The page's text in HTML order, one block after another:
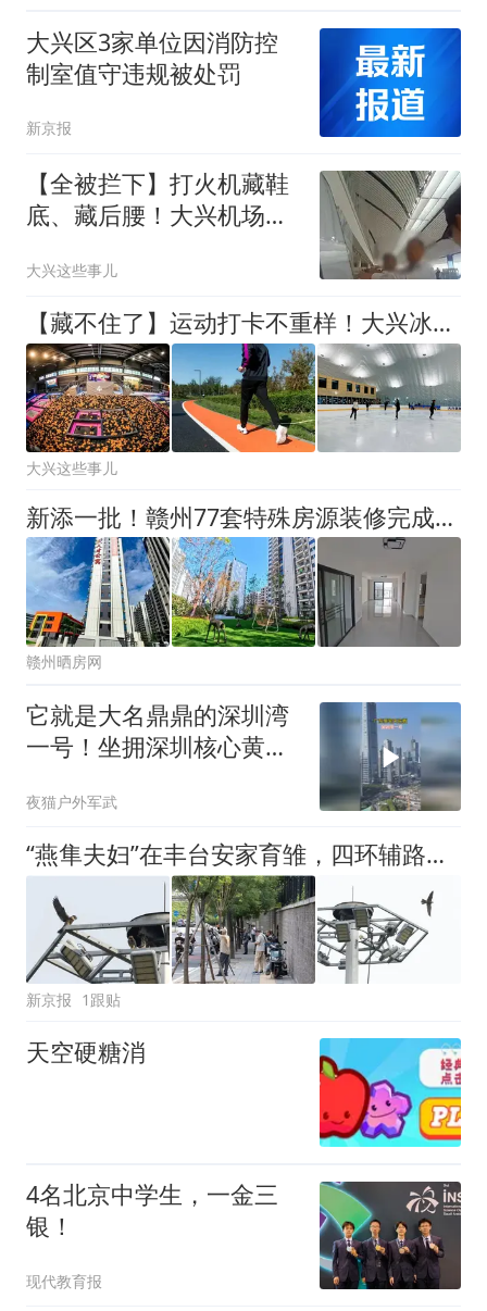
大兴区3家单位因消防控
制室值守违规被处罚
新京报
【全被拦下】打火机藏鞋
底、藏后腰！大兴机场两
大兴这些事儿
【藏不住了】运动打卡不重样！大兴冰场、球场、口袋公园全都有
大兴这些事儿
新添一批！赣州77套特殊房源装修完成，具备交付条件！
赣州晒房网
它就是大名鼎鼎的深圳湾
一号！坐拥深圳核心黄金
夜猫户外军武
“燕隼夫妇”在丰台安家育雏，四环辅路迎来可爱“新居民”
新京报 1跟贴
天空硬糖消
4名北京中学生，一金三
银！
现代教育报